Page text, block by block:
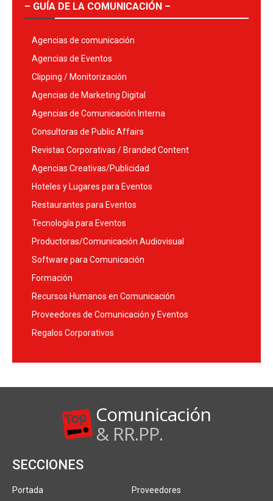
– GUÍA DE LA COMUNICACIÓN –
Agencias de comunicación
Agencias de Eventos
Clipping / Monitorización
Agencias de Marketing Digital
Agencias de Comunicación Interna
Consultoras de Public Affairs
Revistas Corporativas / Branded Content
Agencias Creativas/Publicidad
Hoteles y Lugares para Eventos
Restaurantes para Eventos
Tecnología para Eventos
Productoras/Comunicación Audiovisual
Software para Comunicación
Formación
Recursos Humanos en Comunicación
Proveedores de Comunicación y Eventos
Regalos Corporativos
Comunicación
& RR.PP.
SECCIONES
Portada
Proveedores